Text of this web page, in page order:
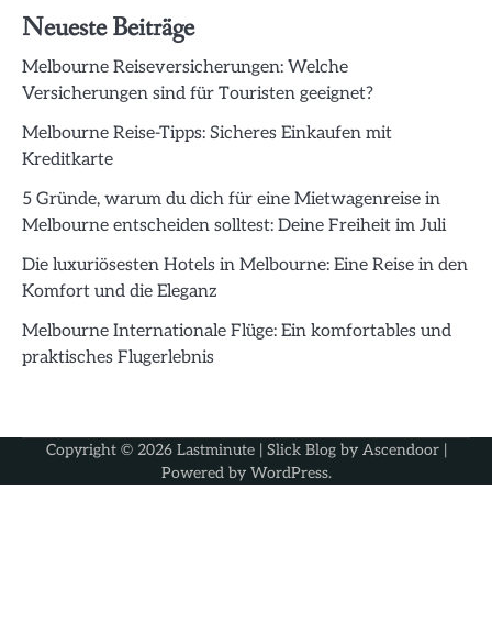
Neueste Beiträge
Melbourne Reiseversicherungen: Welche
Versicherungen sind für Touristen geeignet?
Melbourne Reise-Tipps: Sicheres Einkaufen mit
Kreditkarte
5 Gründe, warum du dich für eine Mietwagenreise in
Melbourne entscheiden solltest: Deine Freiheit im Juli
Die luxuriösesten Hotels in Melbourne: Eine Reise in den
Komfort und die Eleganz
Melbourne Internationale Flüge: Ein komfortables und
praktisches Flugerlebnis
Copyright © 2026 Lastminute| Slick Blog by Ascendoor|
Powered by WordPress.